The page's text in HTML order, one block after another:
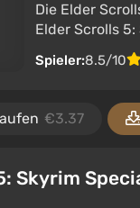
Die Elder
Elder Scrolls
Spieler:8.5/10
€3.37
Skyrim